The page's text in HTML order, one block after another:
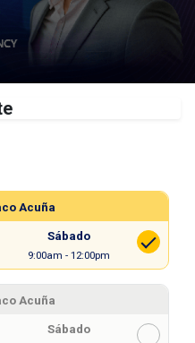
Acuña
Sábado
9:00am - 12:00pm
Acuña
Sábado